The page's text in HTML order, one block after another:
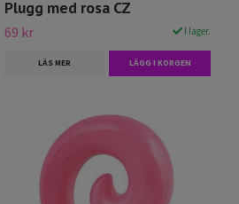
Plugg med rosa CZ
69 kr I lager.
LÄS MER LÄGG I KORGEN